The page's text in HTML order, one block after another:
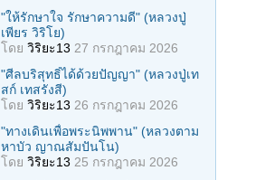
"ให้รักษาใจ รักษาความดี" (หลวงปู่
เพียร วิริโย)
โดย วิริยะ13 27 กรกฎาคม 2026
"ศีลบริสุทธิ์ได้ด้วยปัญญา" (หลวงปู่เท
สก์ เทสรังสี)
โดย วิริยะ13 26 กรกฎาคม 2026
"ทางเดินเพื่อพระนิพพาน" (หลวงตาม
หาบัว ญาณสัมปันโน)
โดย วิริยะ13 25 กรกฎาคม 2026